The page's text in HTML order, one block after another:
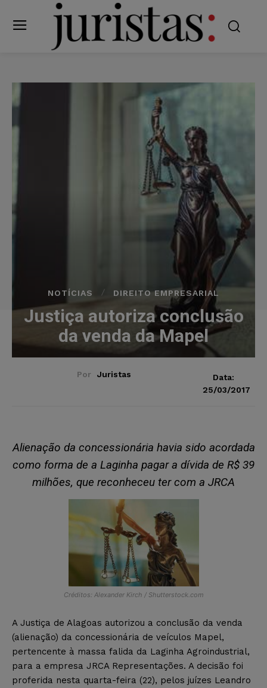
NOTÍCIAS DIREITO EMPRESARIAL
Justiça autoriza conclusão
da venda da Mapel
Por Juristas
Data:
25/03/2017
Alienação da concessionária havia sido acordada
como forma de a Laginha pagar a dívida de R$ 39
milhões, que reconheceu ter com a JRCA
Créditos: Alexander Kirch / Shutterstock.com
A Justiça de Alagoas autorizou a conclusão da venda
(alienação) da concessionária de veículos Mapel,
pertencente à massa falida da Laginha Agroindustrial,
para a empresa JRCA Representações. A decisão foi
proferida nesta quarta-feira (22), pelos juízes Leandro